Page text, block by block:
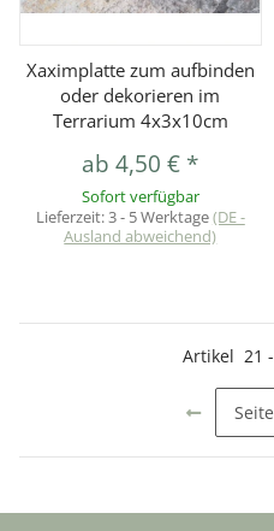
Xaximplatte zum aufbinden
oder dekorieren im
Terrarium 4x3x10cm
ab4,50 € *
Sofort verfügbar
Lieferzeit:3 - 5 Werktage(DE -
Ausland abweichend)
Artikel 21 -
Seite